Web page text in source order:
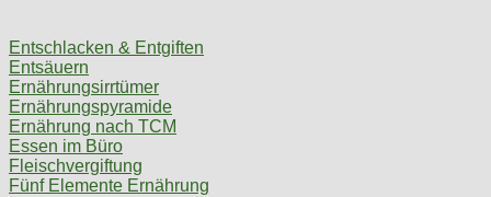
Entschlacken & Entgiften
Entsäuern
Ernährungsirrtümer
Ernährungspyramide
Ernährung nach TCM
Essen im Büro
Fleischvergiftung
Fünf Elemente Ernährung